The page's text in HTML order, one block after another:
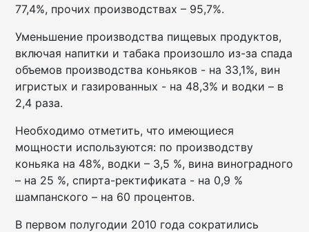
77,4%, прочих производствах – 95,7%.
Уменьшение производства пищевых продуктов,
включая напитки и табака произошло из-за спада
объемов производства коньяков - на 33,1%, вин
игристых и газированных - на 48,3% и водки – в
2,4 раза.
Необходимо отметить, что имеющиеся
мощности используются: по производству
коньяка на 48%, водки – 3,5 %, вина виноградного
– на 25 %, спирта-ректификата - на 0,9 %
шампанского – на 60 процентов.
В первом полугодии 2010 года сократились